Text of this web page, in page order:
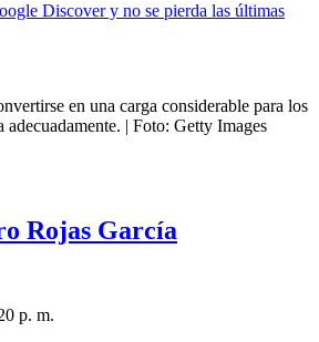
Discover y no se pierda las últimas
en una carga considerable para los
adecuadamente. | Foto: Getty Images
Rojas García
p. m.